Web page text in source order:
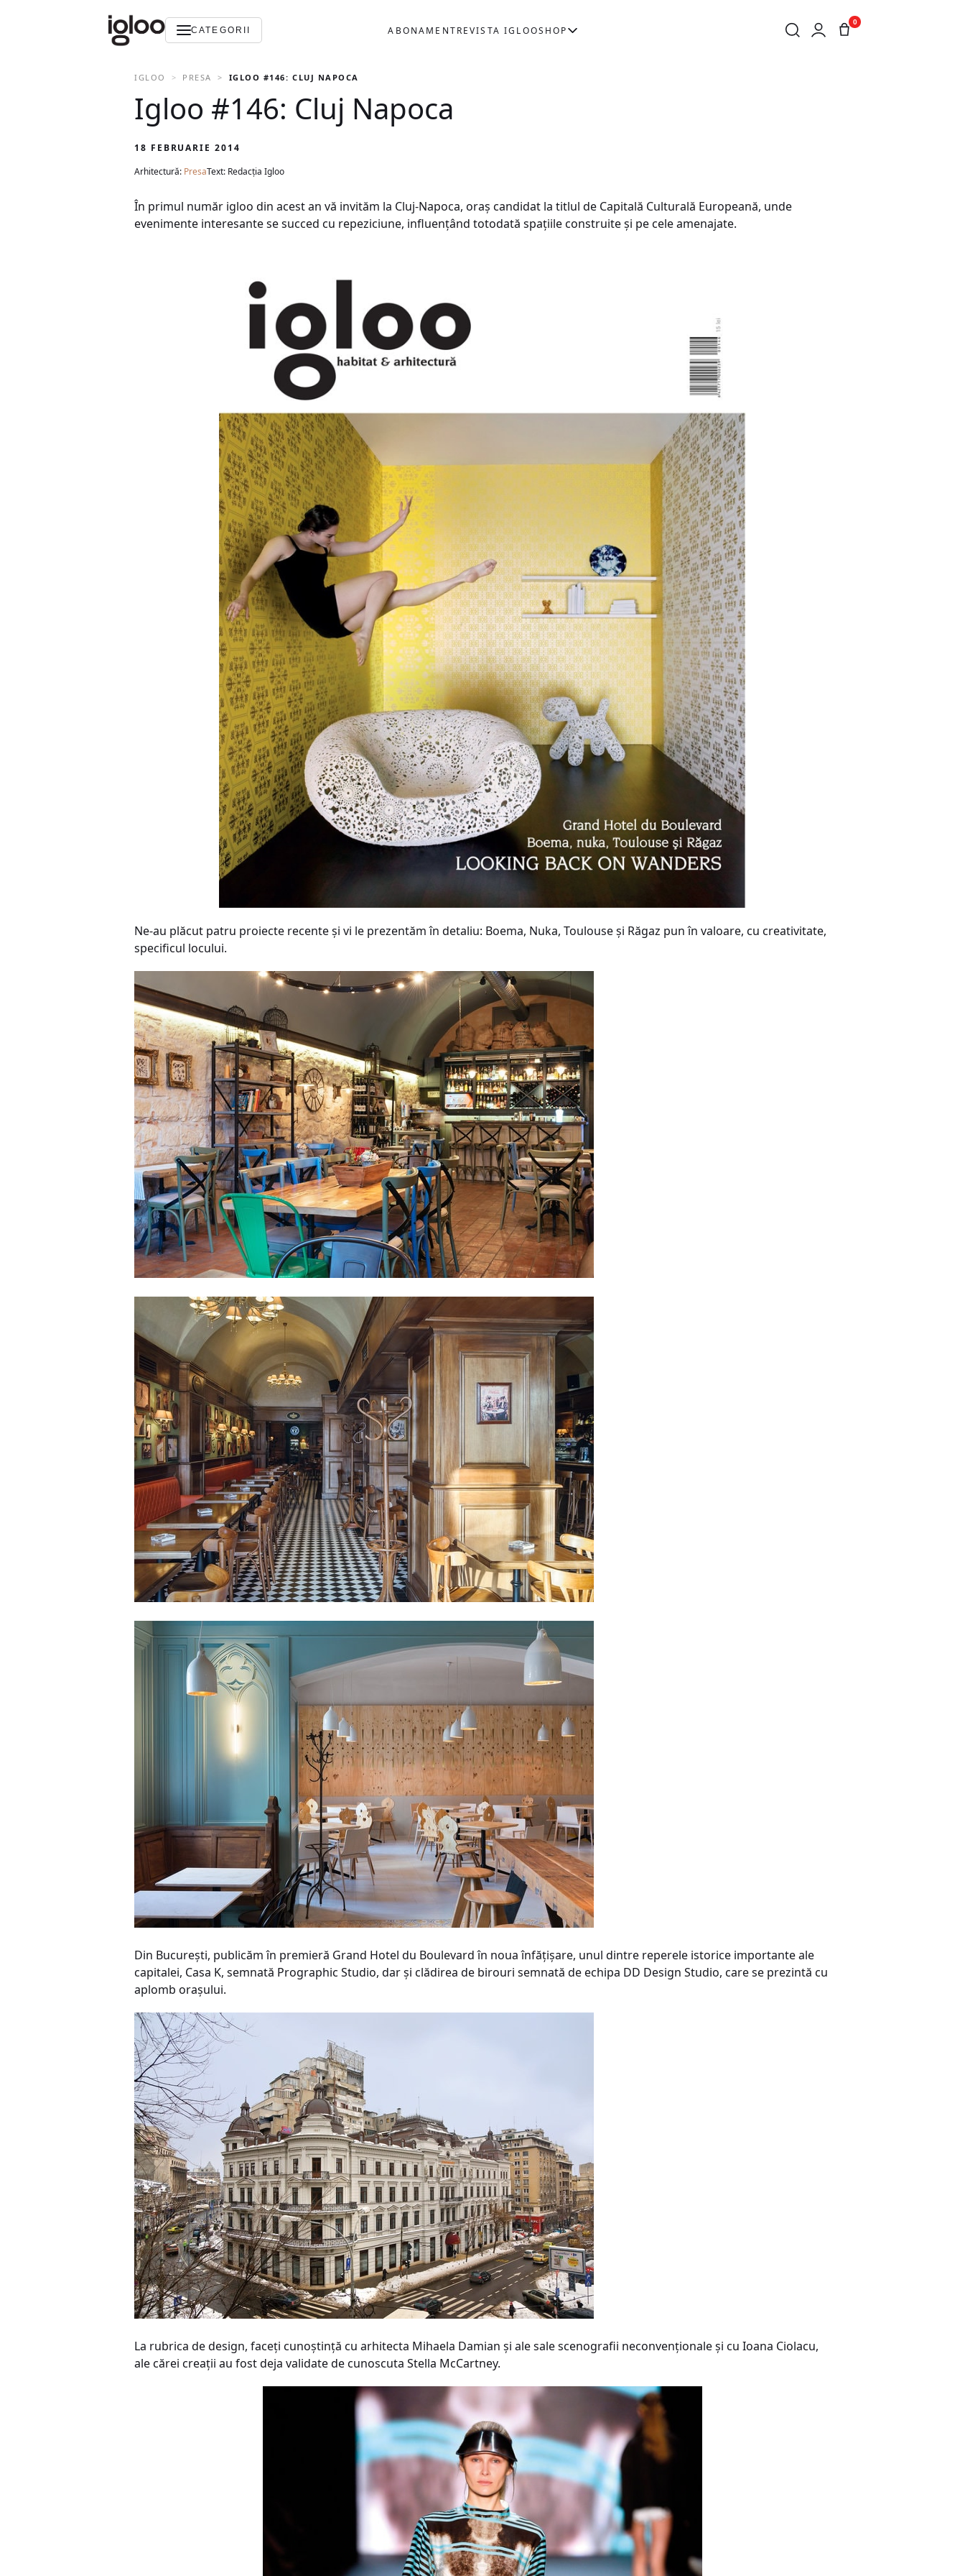
CATEGORII ABONAMENTREVISTA IGLOOSHOP
0
IGLOO PRESA IGLOO #146: CLUJ NAPOCA
Igloo #146: Cluj Napoca
18 FEBRUARIE 2014
Arhitectură: PresaText: Redacția Igloo
În primul număr igloo din acest an vă invităm la Cluj-Napoca, oraş candidat la titlul de Capitală Culturală Europeană, unde
evenimente interesante se succed cu repeziciune, influenţând totodată spaţiile construite şi pe cele amenajate.
Ne-au plăcut patru proiecte recente şi vi le prezentăm în detaliu: Boema, Nuka, Toulouse şi Răgaz pun în valoare, cu creativitate,
specificul locului.
Din Bucureşti, publicăm în premieră Grand Hotel du Boulevard în noua înfăţişare, unul dintre reperele istorice importante ale
capitalei, Casa K, semnată Prographic Studio, dar şi clădirea de birouri semnată de echipa DD Design Studio, care se prezintă cu
aplomb oraşului.
La rubrica de design, faceţi cunoştinţă cu arhitecta Mihaela Damian şi ale sale scenografii neconvenţionale şi cu Ioana Ciolacu,
ale cărei creaţii au fost deja validate de cunoscuta Stella McCartney.